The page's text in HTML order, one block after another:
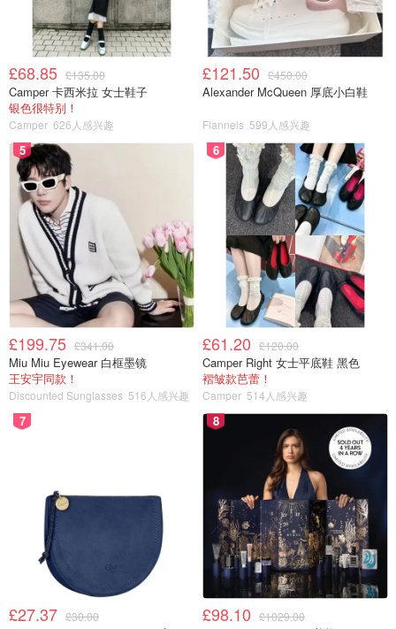
£68.85 £135.00
Camper 卡西米拉 女士鞋子
银色很特别！
Camper 626人感兴趣
£121.50 £450.00
Alexander McQueen 厚底小白鞋
Flannels 599人感兴趣
5
£199.75 £341.00
Miu Miu Eyewear 白框墨镜
王安宇同款！
Discounted Sunglasses 516人感兴趣
6
£61.20 £120.00
Camper Right 女士平底鞋 黑色
褶皱款芭蕾！
Camper 514人感兴趣
7
£27.37 £30.00
8
£98.10 £1029.00